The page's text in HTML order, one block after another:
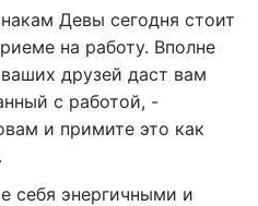
Девы сегодня стоит
на работу. Вполне
друзей даст вам
с работой, -
и примите это как
себя энергичными и